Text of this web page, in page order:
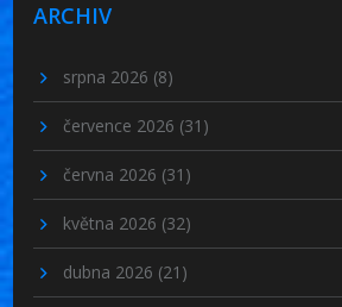
ARCHIV
srpna 2026 (8)
července 2026 (31)
června 2026 (31)
května 2026 (32)
dubna 2026 (21)